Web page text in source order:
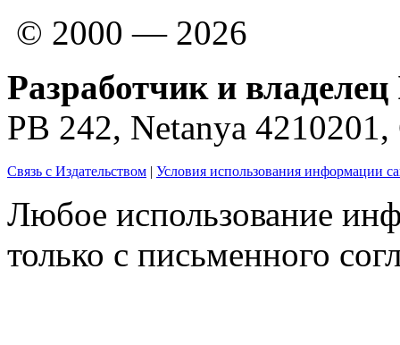
© 2000 — 2026
Разработчик и
PB 242, Netanya
Связь с Издательством | Условия использования информации
Любое использование
только с письменного